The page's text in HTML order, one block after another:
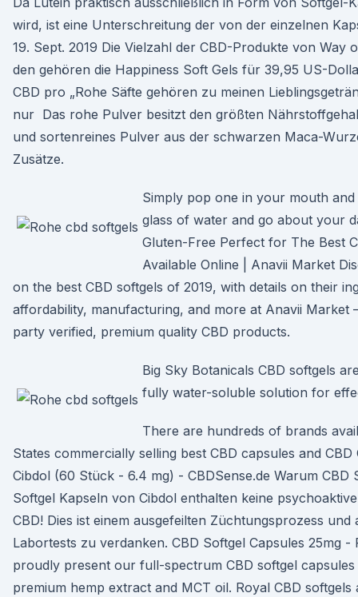
wird, ist eine Unterschreitung der von der einzelnen
19. Sept. 2019 Die Vielzahl der CBD-Produkte von Way
den gehören die Happiness Soft Gels für 39,95 US-
CBD pro „Rohe Säfte gehören zu meinen
nur Das rohe Pulver besitzt den größten
und sortenreines Pulver aus der schwarzen Maca-
Zusätze.
Simply pop one in your mouth
glass of water and go about your
Gluten-Free Perfect for The Best
Available Online | Anavii Market
on the best CBD softgels of 2019, with details on their
affordability, manufacturing, and more at Anavii Market
party verified, premium quality CBD products.
Big Sky Botanicals CBD softgels
fully water-soluble solution for
There are hundreds of brands
States commercially selling best CBD capsules and
Cibdol (60 Stück - 6.4 mg) - CBDSense.de Warum CBD
Softgel Kapseln von Cibdol enthalten keine
CBD! Dies ist einem ausgefeilten Züchtungsprozess
Labortests zu verdanken. CBD Softgel Capsules 25mg -
proudly present our full-spectrum CBD softgel
premium hemp extract and MCT oil. Royal CBD